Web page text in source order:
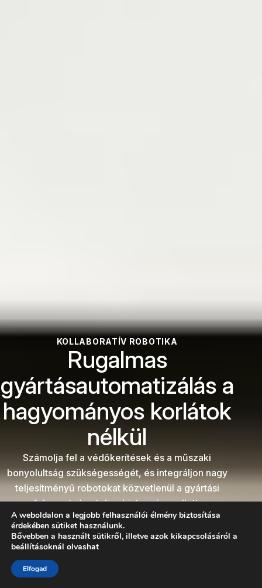
KOLLABORATÍV ROBOTIKA
Rugalmas
gyártásautomatizálás a
hagyományos korlátok
nélkül
Számolja fel a védőkerítések és a műszaki
bonyolultság szükségességét, és integráljon nagy
teljesítményű robotokat közvetlenül a gyártási
folyamataiba, teljes biztonság mellett.
Találja meg a megfelelő robotot
Beszéljen szakértőnkkel
LÉPJEN KAPCSOLATBA VELÜNK
A weboldalon a legjobb felhasználói élmény biztosítása
érdekében sütiket használunk.
Bővebben a használt sütikről, illetve azok kikapcsolásáról a
beállításoknál olvashat
Elfogad